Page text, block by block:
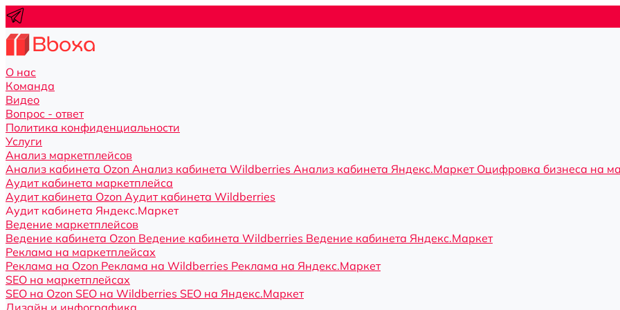
О нас
Команда
Видео
Вопрос - ответ
Политика конфиденциальности
Услуги
Анализ маркетплейсов
Анализ кабинета Ozon Анализ кабинета Wildberries Анализ кабинета Яндекс.Маркет Оцифровка бизнеса на
Аудит кабинета маркетплейса
Аудит кабинета Ozon Аудит кабинета Wildberries
Аудит кабинета Яндекс.Маркет
Ведение маркетплейсов
Ведение кабинета Ozon Ведение кабинета Wildberries Ведение кабинета Яндекс.Маркет
Реклама на маркетплейсах
Реклама на Ozon Реклама на Wildberries Реклама на Яндекс.Маркет
SEO на маркетплейсах
SEO на Ozon SEO на Wildberries SEO на Яндекс.Маркет
Дизайн и инфографика